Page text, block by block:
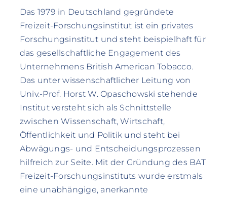
Das 1979 in Deutschland gegründete
Freizeit-Forschungsinstitut ist ein privates
Forschungsinstitut und steht beispielhaft für
das gesellschaftliche Engagement des
Unternehmens British American Tobacco.
Das unter wissenschaftlicher Leitung von
Univ.-Prof. Horst W. Opaschowski stehende
Institut versteht sich als Schnittstelle
zwischen Wissenschaft, Wirtschaft,
Öffentlichkeit und Politik und steht bei
Abwägungs- und Entscheidungsprozessen
hilfreich zur Seite. Mit der Gründung des BAT
Freizeit-Forschungsinstituts wurde erstmals
eine unabhängige, anerkannte